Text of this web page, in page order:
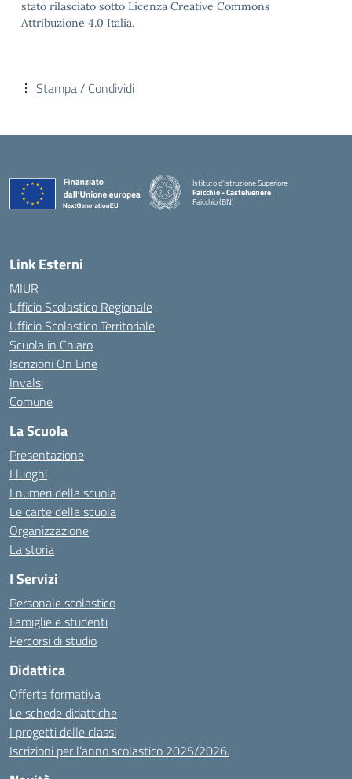
stato rilasciato sotto Licenza Creative Commons
Attribuzione 4.0 Italia.
Stampa / Condividi
Istituto d'Istruzione Superiore
Faicchio - Castelvenere
Faicchio (BN)
Link Esterni
MIUR
Ufficio Scolastico Regionale
Ufficio Scolastico Territoriale
Scuola in Chiaro
Iscrizioni On Line
Invalsi
Comune
La Scuola
Presentazione
I luoghi
I numeri della scuola
Le carte della scuola
Organizzazione
La storia
I Servizi
Personale scolastico
Famiglie e studenti
Percorsi di studio
Didattica
Offerta formativa
Le schede didattiche
I progetti delle classi
Iscrizioni per l’anno scolastico 2025/2026.